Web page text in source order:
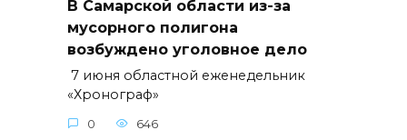
В Самарской области из-за
мусорного полигона
возбуждено уголовное дело
7 июня областной еженедельник
«Хронограф»
0 646